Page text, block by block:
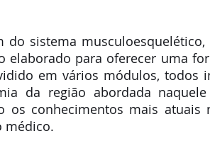
do sistema
para oferecer uma
em vários módulos, todos
da região abordada
os conhecimentos mais atuais
médico.